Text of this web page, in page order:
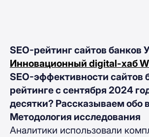
SEO-рейтинг сайтов банков
Инновационный digital-хаб
SEO-эффективности сайтов
рейтинге с сентября 2024
десятки? Рассказываем обо
Методология исследования
Аналитики использовали